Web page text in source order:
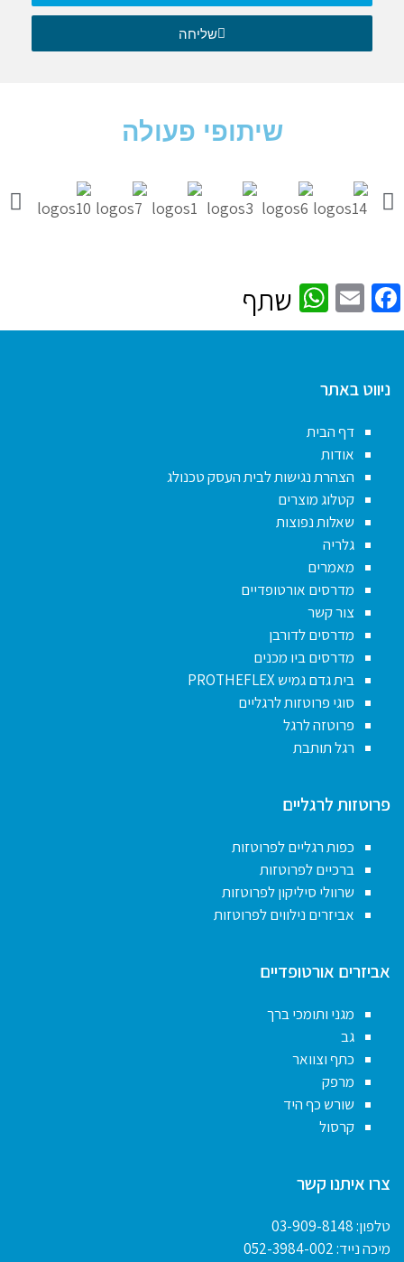
שליחה
שיתופי פעולה
Facebook
Email
WhatsApp
שתף
ניווט באתר
דף הבית
אודות
הצהרת נגישות לבית העסק טכנולג
קטלוג מוצרים
שאלות נפוצות
גלריה
מאמרים
מדרסים אורטופדיים
צור קשר
מדרסים לדורבן
מדרסים ביו מכנים
בית גדם גמיש PROTHEFLEX
סוגי פרוטזות לרגליים
פרוטזה לרגל
רגל תותבת
פרוטזות לרגליים
כפות רגליים לפרוטזות
ברכיים לפרוטזות
שרוולי סיליקון לפרוטזות
אביזרים נילווים לפרוטזות
אביזרים אורטופדיים
מגני ותומכי ברך
גב
כתף וצוואר
מרפק
שורש כף היד
קרסול
צרו איתנו קשר
טלפון:03-909-8148
מיכה נייד:052-3984-002